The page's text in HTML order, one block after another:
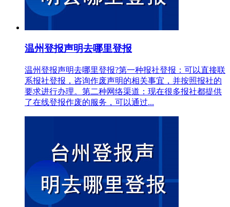
温州登报声明去哪里登报
温州登报声明去哪里登报?第一种报社登报：可以直接联
系报社登报，咨询作废声明的相关事宜，并按照报社的
要求进行办理。第二种网络渠道：现在很多报社都提供
了在线登报作废的服务，可以通过...